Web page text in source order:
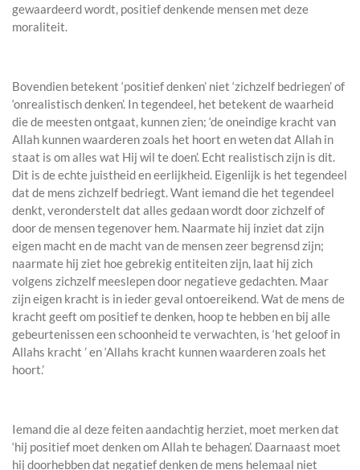
gewaardeerd wordt, positief denkende mensen met deze
moraliteit.
Bovendien betekent ‘positief denken’ niet ‘zichzelf bedriegen’ of
‘onrealistisch denken’. In tegendeel, het betekent de waarheid
die de meesten ontgaat, kunnen zien; ‘de oneindige kracht van
Allah kunnen waarderen zoals het hoort en weten dat Allah in
staat is om alles wat Hij wil te doen’. Echt realistisch zijn is dit.
Dit is de echte juistheid en eerlijkheid. Eigenlijk is het tegendeel
dat de mens zichzelf bedriegt. Want iemand die het tegendeel
denkt, veronderstelt dat alles gedaan wordt door zichzelf of
door de mensen tegenover hem. Naarmate hij inziet dat zijn
eigen macht en de macht van de mensen zeer begrensd zijn;
naarmate hij ziet hoe gebrekig entiteiten zijn, laat hij zich
volgens zichzelf meeslepen door negatieve gedachten. Maar
zijn eigen kracht is in ieder geval ontoereikend. Wat de mens de
kracht geeft om positief te denken, hoop te hebben en bij alle
gebeurtenissen een schoonheid te verwachten, is ‘het geloof in
Allahs kracht ’ en ‘Allahs kracht kunnen waarderen zoals het
hoort.’
Iemand die al deze feiten aandachtig herziet, moet merken dat
‘hij positief moet denken om Allah te behagen’. Daarnaast moet
hij doorhebben dat negatief denken de mens helemaal niet